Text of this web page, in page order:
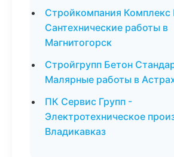
Стройкомпания
Сантехнические работы в
Магнитогорск
Стройгрупп Бетон
Малярные работы в
ПК Сервис Групп -
Электротехническое
Владикавказ